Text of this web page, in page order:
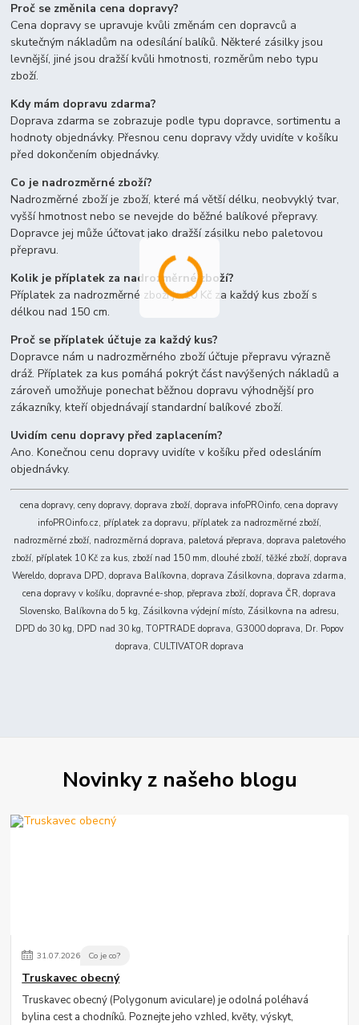
Proč se změnila cena dopravy?
Cena dopravy se upravuje kvůli změnám cen dopravců a
skutečným nákladům na odesílání balíků. Některé zásilky jsou
levnější, jiné jsou dražší kvůli hmotnosti, rozměrům nebo typu
zboží.
Kdy mám dopravu zdarma?
Doprava zdarma se zobrazuje podle typu dopravce, sortimentu a
hodnoty objednávky. Přesnou cenu dopravy vždy uvidíte v košíku
před dokončením objednávky.
Co je nadrozměrné zboží?
Nadrozměrné zboží je zboží, které má větší délku, neobvyklý tvar,
vyšší hmotnost nebo se nevejde do běžné balíkové přepravy.
Dopravce jej může účtovat jako dražší zásilku nebo paletovou
přepravu.
Kolik je příplatek za nadrozměrné zboží?
Příplatek za nadrozměrné zboží je 10 Kč za každý kus zboží s
délkou nad 150 cm.
Proč se příplatek účtuje za každý kus?
Dopravce nám u nadrozměrného zboží účtuje přepravu výrazně
dráž. Příplatek za kus pomáhá pokrýt část navýšených nákladů a
zároveň umožňuje ponechat běžnou dopravu výhodnější pro
zákazníky, kteří objednávají standardní balíkové zboží.
Uvidím cenu dopravy před zaplacením?
Ano. Konečnou cenu dopravy uvidíte v košíku před odesláním
objednávky.
cena dopravy, ceny dopravy, doprava zboží, doprava infoPROinfo, cena dopravy
infoPROinfo.cz, příplatek za dopravu, příplatek za nadrozměrné zboží,
nadrozměrné zboží, nadrozměrná doprava, paletová přeprava, doprava paletového
zboží, příplatek 10 Kč za kus, zboží nad 150 mm, dlouhé zboží, těžké zboží, doprava
Wereldo, doprava DPD, doprava Balíkovna, doprava Zásilkovna, doprava zdarma,
cena dopravy v košíku, dopravné e-shop, přeprava zboží, doprava ČR, doprava
Slovensko, Balíkovna do 5 kg, Zásilkovna výdejní místo, Zásilkovna na adresu,
DPD do 30 kg, DPD nad 30 kg, TOPTRADE doprava, G3000 doprava, Dr. Popov
doprava, CULTIVATOR doprava
Novinky z našeho blogu
31.07.2026 Co je co?
Truskavec obecný
Truskavec obecný (Polygonum aviculare) je odolná poléhavá
bylina cest a chodníků. Poznejte jeho vzhled, květy, výskyt,